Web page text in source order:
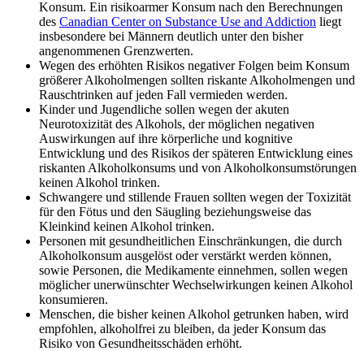
Konsum. Ein risikoarmer Konsum nach den Berechnungen
des Canadian Center on Substance Use and Addiction liegt
insbesondere bei Männern deutlich unter den bisher
angenommenen Grenzwerten.
Wegen des erhöhten Risikos negativer Folgen beim Konsum
größerer Alkoholmengen sollten riskante Alkoholmengen und
Rauschtrinken auf jeden Fall vermieden werden.
Kinder und Jugendliche sollen wegen der akuten
Neurotoxizität des Alkohols, der möglichen negativen
Auswirkungen auf ihre körperliche und kognitive
Entwicklung und des Risikos der späteren Entwicklung eines
riskanten Alkoholkonsums und von Alkoholkonsumstörungen
keinen Alkohol trinken.
Schwangere und stillende Frauen sollten wegen der Toxizität
für den Fötus und den Säugling beziehungsweise das
Kleinkind keinen Alkohol trinken.
Personen mit gesundheitlichen Einschränkungen, die durch
Alkoholkonsum ausgelöst oder verstärkt werden können,
sowie Personen, die Medikamente einnehmen, sollen wegen
möglicher unerwünschter Wechselwirkungen keinen Alkohol
konsumieren.
Menschen, die bisher keinen Alkohol getrunken haben, wird
empfohlen, alkoholfrei zu bleiben, da jeder Konsum das
Risiko von Gesundheitsschäden erhöht.